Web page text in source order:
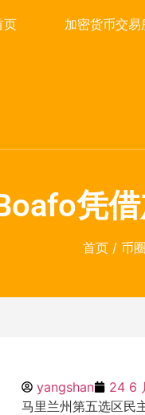
页 加密货币交易
凭
首页 / 币
yangshan 24 6
马里兰州第五选区民